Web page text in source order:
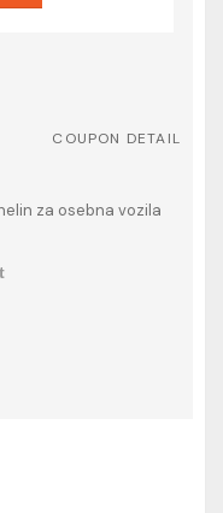
COUPON DETAIL
za osebna vozila